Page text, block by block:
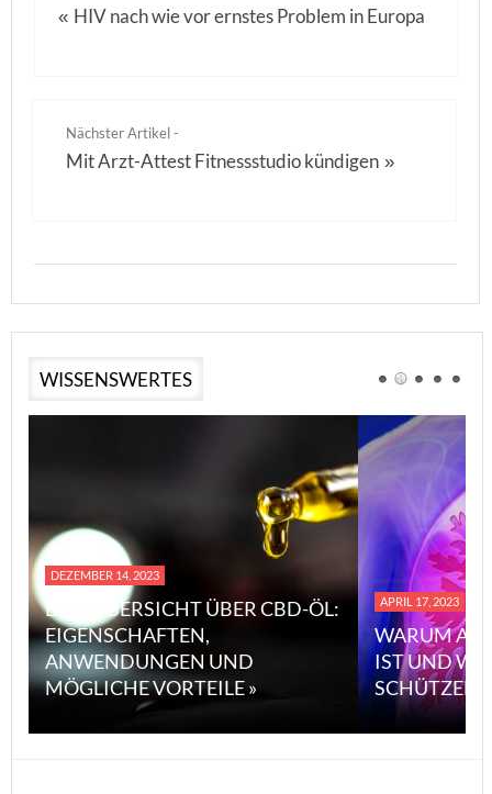
« HIV nach wie vor ernstes Problem in Europa
Nächster Artikel -
Mit Arzt-Attest Fitnessstudio kündigen »
WISSENSWERTES
DEZEMBER 14, 2023
EINE ÜBERSICHT ÜBER CBD-ÖL:
EIGENSCHAFTEN,
ANWENDUNGEN UND
MÖGLICHE VORTEILE »
APRIL 17, 2023
WARUM
IST UND
SCHÜTZEN